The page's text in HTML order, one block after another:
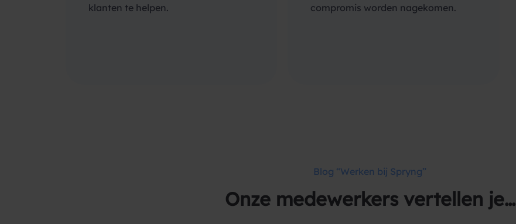
klanten te helpen.
compromis worden nagekomen.
Blog “Werken bij Spryng”
Onze medewerkers vertellen je…